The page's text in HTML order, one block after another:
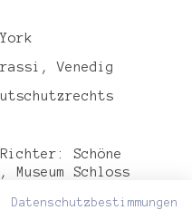
Venedig
Schöne
Schloss
Datenschutzbestimmungen